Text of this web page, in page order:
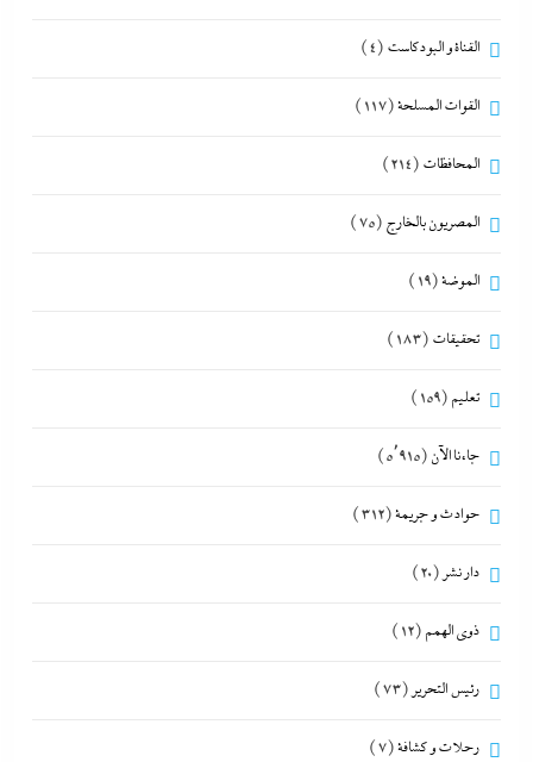
القناة و البودكاست (4)
القوات المسلحة(117)
المحافظات (214)
المصريون بالخارج (75)
الموضة(19)
تحقيقات (183)
تعليم (159)
جاءنا الآن (5٬915)
حوادث و جريمة(312)
دار نشر (20)
ذوى الهمم (12)
رئيس التحرير (73)
رحلات و كشافة(7)